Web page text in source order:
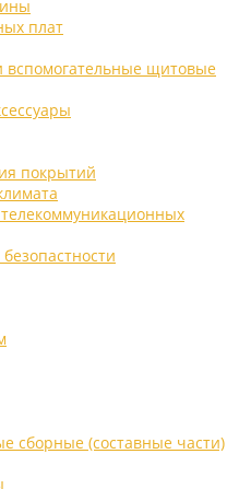
плат
щитовые
покрытий
сборные (составные части)